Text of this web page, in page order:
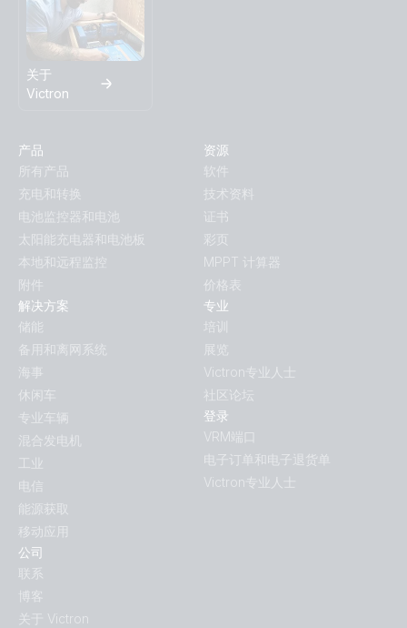
关于
Victron
产品
所有产品
充电和转换
电池监控器和电池
太阳能充电器和电池板
本地和远程监控
附件
解决方案
储能
备用和离网系统
海事
休闲车
专业车辆
混合发电机
工业
电信
能源获取
移动应用
公司
联系
博客
关于 Victron
资源
软件
技术资料
证书
彩页
MPPT 计算器
价格表
专业
培训
展览
Victron专业人士
社区论坛
登录
VRM端口
电子订单和电子退货单
Victron专业人士